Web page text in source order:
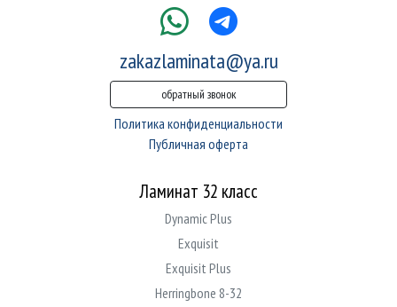
zakazlaminata@ya.ru
обратный звонок
Политика конфиденциальности
Публичная оферта
Ламинат 32 класс
Dynamic Plus
Exquisit
Exquisit Plus
Herringbone 8-32